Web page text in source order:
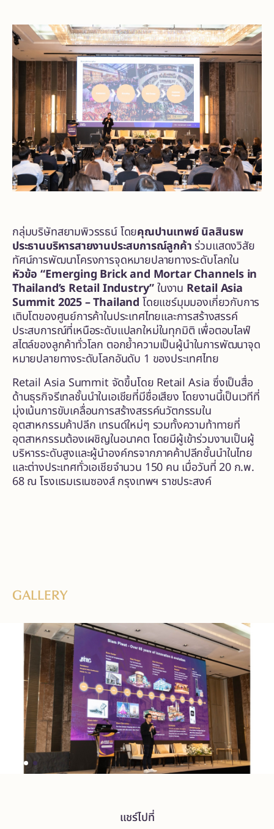
กลุ่มบริษัทสยามพิวรรธน์ โดยคุณปานเทพย์ นิลสินธพ
ประธานบริหารสายงานประสบการณ์ลูกค้าร่วมแสดงวิสัย
ทัศน์การพัฒนาโครงการจุดหมายปลายทางระดับโลกใน
หัวข้อ“Emerging Brick and Mortar Channels in
Thailand’s Retail Industry”ในงาน Retail Asia
Summit 2025 – Thailand โดยแชร์มุมมองเกี่ยวกับการ
เติบโตของศูนย์การค้าในประเทศไทยและการสร้างสรรค์
ประสบการณ์ที่เหนือระดับแปลกใหม่ในทุกมิติ เพื่อตอบไลฟ์
สไตล์ของลูกค้าทั่วโลก ตอกย้ำความเป็นผู้นำในการพัฒนาจุด
หมายปลายทางระดับโลกอันดับ 1 ของประเทศไทย
Retail Asia Summit จัดขึ้นโดย Retail Asia ซึ่งเป็นสื่อ
ด้านธุรกิจรีเทลชั้นนำในเอเชียที่มีชื่อเสียง โดยงานนี้เป็นเวทีที่
มุ่งเน้นการขับเคลื่อนการสร้างสรรค์นวัตกรรมใน
อุตสาหกรรมค้าปลีก เทรนด์ใหม่ๆ รวมทั้งความท้าทายที่
อุตสาหกรรมต้องเผชิญในอนาคต โดยมีผู้เข้าร่วมงานเป็นผู้
บริหารระดับสูงและผู้นำองค์กรจากภาคค้าปลีกชั้นนำในไทย
และต่างประเทศทั่วเอเชียจำนวน 150 คน เมื่อวันที่ 20 ก.พ.
68 ณ โรงแรมเรเนซองส์ กรุงเทพฯ ราชประสงค์
GALLERY
แชร์ไปที่